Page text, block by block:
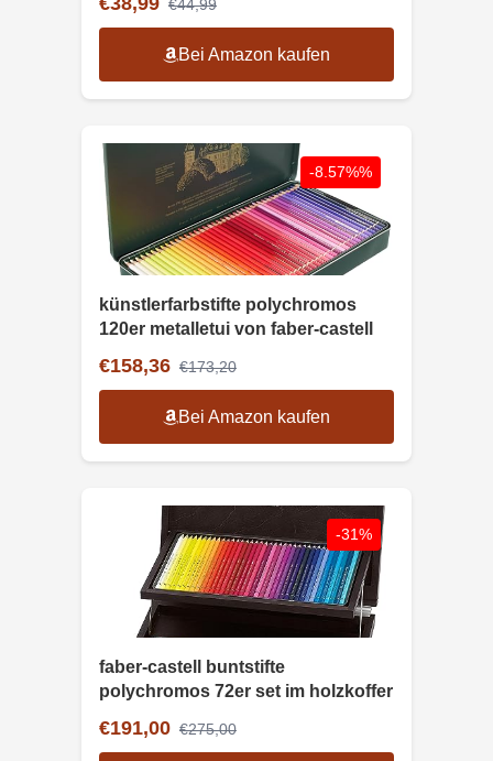
€44,99
Bei Amazon kaufen
-8.57%%
künstlerfarbstifte polychromos
120er metalletui von faber-castell
€158,36 €173,20
Bei Amazon kaufen
-31%
faber-castell buntstifte
polychromos 72er set im holzkoffer
€191,00 €275,00